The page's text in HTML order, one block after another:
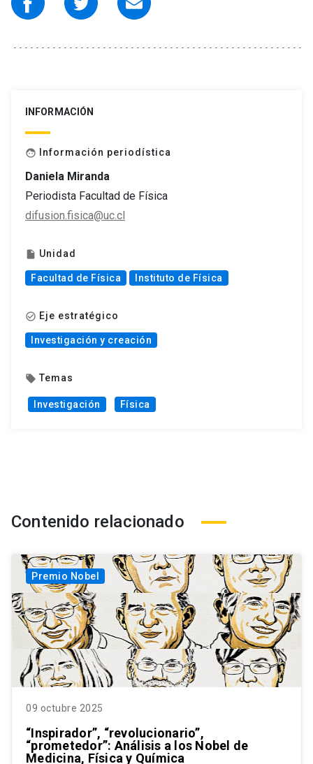
INFORMACIÓN
face Información periodística
Daniela Miranda
Periodista Facultad de Física
difusion.fisica@uc.cl
insert_drive_file Unidad
Facultad de Física Instituto de Física
check_circle_outline Eje estratégico
Investigación y creación
local_offer Temas
Investigación Física
Contenido relacionado
Premio Nobel
09 octubre 2025
“Inspirador”, “revolucionario”,
“prometedor”: Análisis a los Nobel de
Medicina, Física y Química